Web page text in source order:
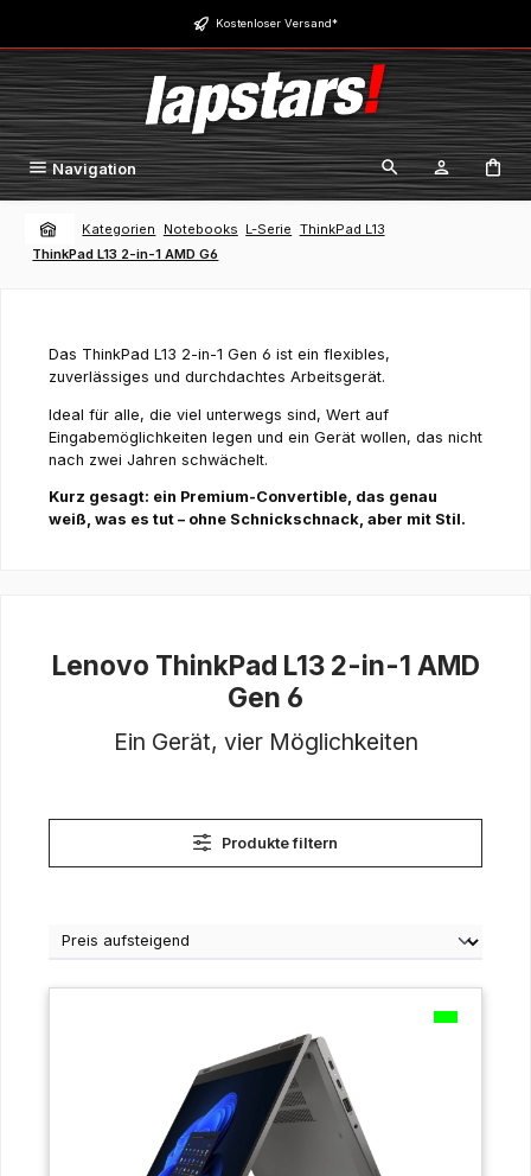
Zum Hauptinhalt springen Kostenloser Versand*
Navigation
Kategorien Notebooks L-Serie ThinkPad L13
ThinkPad L13 2-in-1 AMD G6
Das ThinkPad L13 2-in-1 Gen 6 ist ein flexibles,
zuverlässiges und durchdachtes Arbeitsgerät.
Ideal für alle, die viel unterwegs sind, Wert auf
Eingabemöglichkeiten legen und ein Gerät wollen, das nicht
nach zwei Jahren schwächelt.
Kurz gesagt: ein Premium-Convertible, das genau
weiß, was es tut – ohne Schnickschnack, aber mit Stil.
Lenovo ThinkPad L13 2-in-1 AMD
Gen 6
Ein Gerät, vier Möglichkeiten
Produkte filtern